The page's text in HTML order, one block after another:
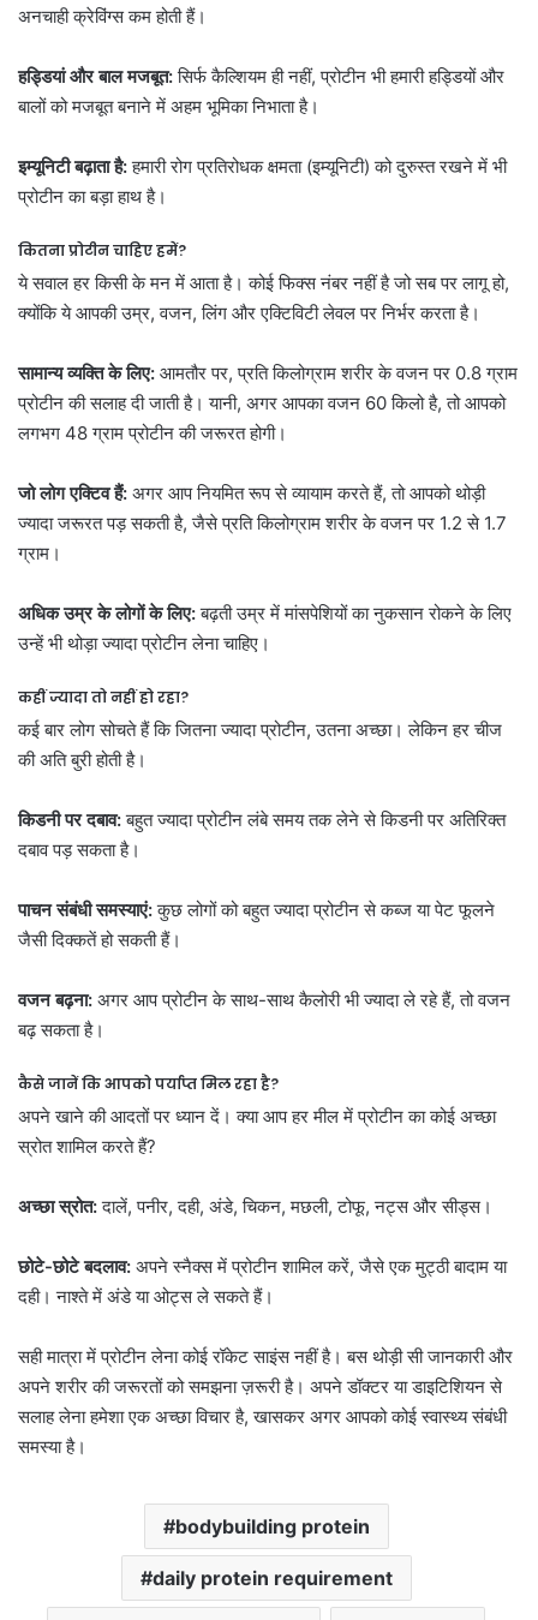
अनचाही क्रेविंग्स कम होती हैं।
हड्डियां और बाल मजबूत:सिर्फ कैल्शियम ही नहीं, प्रोटीन भी हमारी हड्डियों और
बालों को मजबूत बनाने में अहम भूमिका निभाता है।
इम्यूनिटी बढ़ाता है:हमारी रोग प्रतिरोधक क्षमता (इम्यूनिटी) को दुरुस्त रखने में भी
प्रोटीन का बड़ा हाथ है।
कितना प्रोटीन चाहिए हमें?
ये सवाल हर किसी के मन में आता है। कोई फिक्स नंबर नहीं है जो सब पर लागू हो,
क्योंकि ये आपकी उम्र, वजन, लिंग और एक्टिविटी लेवल पर निर्भर करता है।
सामान्य व्यक्ति के लिए: आमतौर पर, प्रति किलोग्राम शरीर के वजन पर 0.8 ग्राम
प्रोटीन की सलाह दी जाती है। यानी, अगर आपका वजन 60 किलो है, तो आपको
लगभग 48 ग्राम प्रोटीन की जरूरत होगी।
जो लोग एक्टिव हैं: अगर आप नियमित रूप से व्यायाम करते हैं, तो आपको थोड़ी
ज्यादा जरूरत पड़ सकती है, जैसे प्रति किलोग्राम शरीर के वजन पर 1.2 से 1.7
ग्राम।
अधिक उम्र के लोगों के लिए:बढ़ती उम्र में मांसपेशियों का नुकसान रोकने के लिए
उन्हें भी थोड़ा ज्यादा प्रोटीन लेना चाहिए।
कहीं ज्यादा तो नहीं हो रहा?
कई बार लोग सोचते हैं कि जितना ज्यादा प्रोटीन, उतना अच्छा। लेकिन हर चीज
की अति बुरी होती है।
किडनी पर दबाव:बहुत ज्यादा प्रोटीन लंबे समय तक लेने से किडनी पर अतिरिक्त
दबाव पड़ सकता है।
पाचन संबंधी समस्याएं:कुछ लोगों को बहुत ज्यादा प्रोटीन से कब्ज या पेट फूलने
जैसी दिक्कतें हो सकती हैं।
वजन बढ़ना: अगर आप प्रोटीन के साथ-साथ कैलोरी भी ज्यादा ले रहे हैं, तो वजन
बढ़ सकता है।
कैसे जानें कि आपको पर्याप्त मिल रहा है?
अपने खाने की आदतों पर ध्यान दें। क्या आप हर मील में प्रोटीन का कोई अच्छा
स्रोत शामिल करते हैं?
अच्छा स्रोत:दालें, पनीर, दही, अंडे, चिकन, मछली, टोफू, नट्स और सीड्स।
छोटे-छोटे बदलाव: अपने स्नैक्स में प्रोटीन शामिल करें, जैसे एक मुट्ठी बादाम या
दही। नाश्ते में अंडे या ओट्स ले सकते हैं।
सही मात्रा में प्रोटीन लेना कोई रॉकेट साइंस नहीं है। बस थोड़ी सी जानकारी और
अपने शरीर की जरूरतों को समझना ज़रूरी है। अपने डॉक्टर या डाइटिशियन से
सलाह लेना हमेशा एक अच्छा विचार है, खासकर अगर आपको कोई स्वास्थ्य संबंधी
समस्या है।
bodybuilding protein
daily protein requirement